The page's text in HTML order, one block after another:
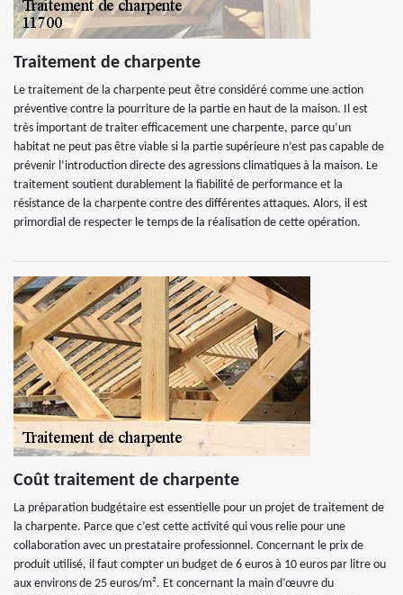
Traitement de charpente
Le traitement de la charpente peut être considéré comme une action
préventive contre la pourriture de la partie en haut de la maison. Il est
très important de traiter efficacement une charpente, parce qu’un
habitat ne peut pas être viable si la partie supérieure n’est pas capable de
prévenir l’introduction directe des agressions climatiques à la maison. Le
traitement soutient durablement la fiabilité de performance et la
résistance de la charpente contre des différentes attaques. Alors, il est
primordial de respecter le temps de la réalisation de cette opération.
Coût traitement de charpente
La préparation budgétaire est essentielle pour un projet de traitement de
la charpente. Parce que c’est cette activité qui vous relie pour une
collaboration avec un prestataire professionnel. Concernant le prix de
produit utilisé, il faut compter un budget de 6 euros à 10 euros par litre ou
aux environs de 25 euros/m². Et concernant la main d’œuvre du